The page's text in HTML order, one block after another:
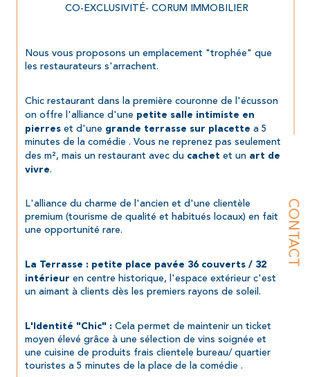
CONTACT
CO-EXCLUSIVITÉ- CORUM IMMOBILIER
Nous vous proposons un emplacement "trophée" que
les restaurateurs s'arrachent.
Chic restaurant dans la première couronne de l'écusson
on offre l'alliance d'une petite salle intimiste en
pierres et d'une grande terrasse sur placette a 5
minutes de la comédie . Vous ne reprenez pas seulement
des m², mais un restaurant avec du cachet et un art de
vivre.
L'alliance du charme de l'ancien et d'une clientèle
premium (tourisme de qualité et habitués locaux) en fait
une opportunité rare.
La Terrasse : petite place pavée 36 couverts / 32
intérieur en centre historique, l'espace extérieur c'est
un aimant à clients dès les premiers rayons de soleil.
L'Identité "Chic" : Cela permet de maintenir un ticket
moyen élevé grâce à une sélection de vins soignée et
une cuisine de produits frais clientele bureau/ quartier
touristes a 5 minutes de la place de la comédie .